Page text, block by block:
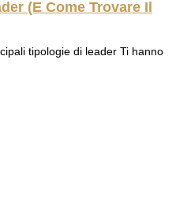
(e Come Trovare Il
tipologie di leader Ti hanno